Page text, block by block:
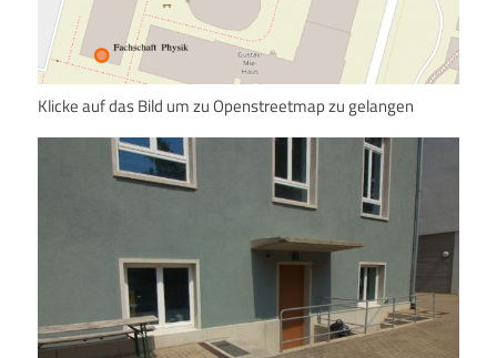
Klicke auf das Bild um zu Openstreetmap zu gelangen